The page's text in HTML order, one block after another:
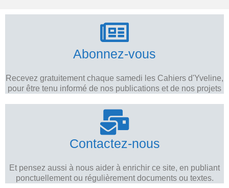
Abonnez-vous
Recevez gratuitement chaque samedi les Cahiers d'Yveline,
pour être tenu informé de nos publications et de nos projets
Contactez-nous
Et pensez aussi à nous aider à enrichir ce site, en publiant
ponctuellement ou régulièrement documents ou textes.